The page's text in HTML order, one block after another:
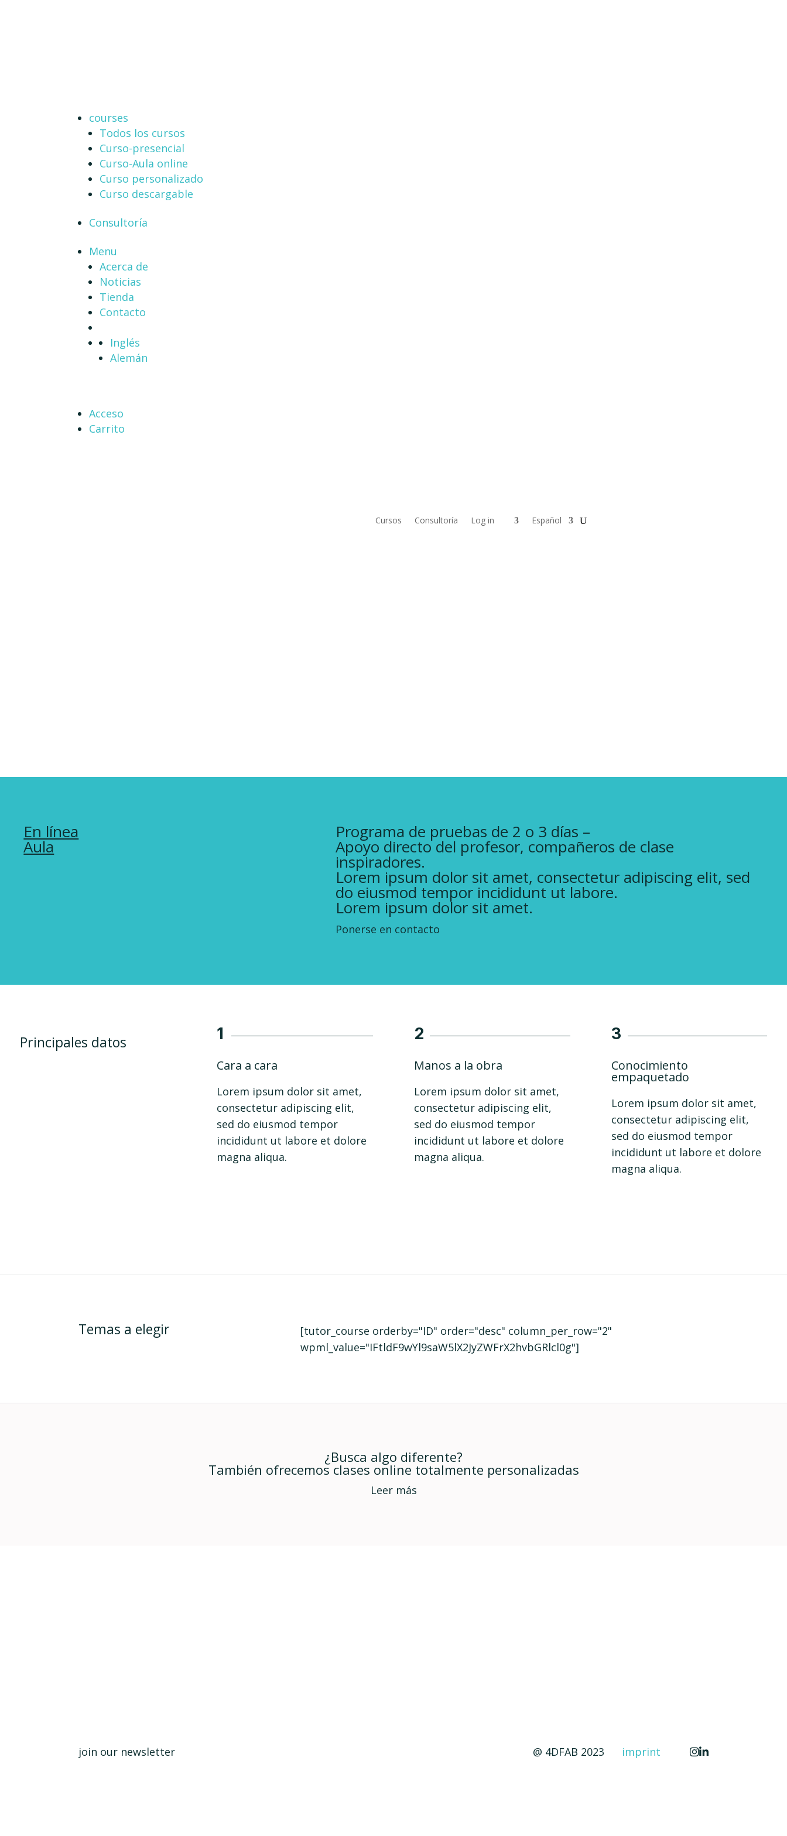
courses
Todos los cursos
Curso-presencial
Curso-Aula online
Curso personalizado
Curso descargable
Consultoría
Menu
Acerca de
Noticias
Tienda
Contacto
Inglés
Alemán
Acceso
Carrito
Cursos Consultoría Log in Español
En línea
Aula
Programa de pruebas de 2 o 3 días –
Apoyo directo del profesor, compañeros de clase
inspiradores.
Lorem ipsum dolor sit amet, consectetur adipiscing elit, sed
do eiusmod tempor incididunt ut labore.
Lorem ipsum dolor sit amet.
Ponerse en contacto
Principales datos 1
Cara a cara
Lorem ipsum dolor sit amet,
consectetur adipiscing elit,
sed do eiusmod tempor
incididunt ut labore et dolore
magna aliqua.
2
Manos a la obra
Lorem ipsum dolor sit amet,
consectetur adipiscing elit,
sed do eiusmod tempor
incididunt ut labore et dolore
magna aliqua.
3
Conocimiento
empaquetado
Lorem ipsum dolor sit amet,
consectetur adipiscing elit,
sed do eiusmod tempor
incididunt ut labore et dolore
magna aliqua.
Temas a elegir
[tutor_course orderby="ID" order="desc" column_per_row="2"
wpml_value="IFtldF9wYl9saW5lX2JyZWFrX2hvbGRlcl0g"]
¿Busca algo diferente?
También ofrecemos clases online totalmente personalizadas
Leer más
join our newsletter @ 4DFAB 2023 imprint